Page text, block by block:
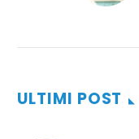
ULTIMI POST